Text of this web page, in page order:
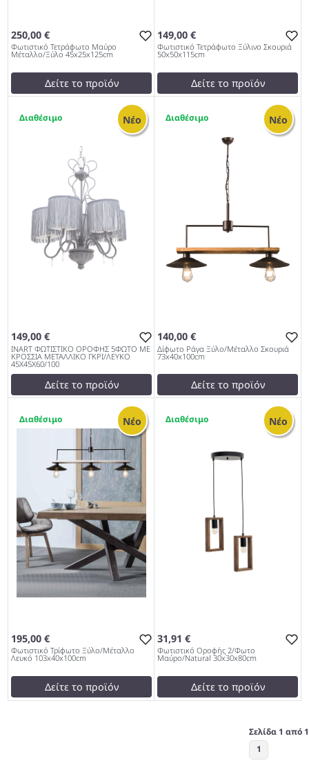
250,00 €
Φωτιστικό Τετράφωτο Μαύρο
Μέταλλο/Ξύλο 45x25x125cm
Δείτε το προϊόν
testFalse
Φωτιστικό Τετράφωτο
Μαύρο Μέταλλο/Ξύλο
45x25x125cm 953
149,00 €
Φωτιστικό Τετράφωτο Ξύλινο Σκουριά
50x50x115cm
Δείτε το προϊόν
testFalse
Φωτιστικό Τετράφωτο
Ξύλινο Σκουριά
50x50x115cm 953
Νέο
149,00 €
INART ΦΩΤΙΣΤΙΚΟ ΟΡΟΦΗΣ 5ΦΩΤΟ ΜΕ
ΚΡΟΣΣΙΑ ΜΕΤΑΛΛΙΚΟ ΓΚΡΙ/ΛΕΥΚΟ
45Χ45Χ60/100
Δείτε το προϊόν
testFalse
INART ΦΩΤΙΣΤΙΚΟ ΟΡΟΦΗΣ
5ΦΩΤΟ ΜΕ ΚΡΟΣΣΙΑ
ΜΕΤΑΛΛΙΚΟ ΓΚΡΙ/ΛΕΥΚΟ
45Χ45Χ60/100 953
Νέο
140,00 €
Δίφωτο Ράγα Ξύλο/Μέταλλο Σκουριά
73x40x100cm
Δείτε το προϊόν
testFalse
Δίφωτο Ράγα Ξύλο/Μέταλλο
Σκουριά 73x40x100cm 953
Νέο
195,00 €
Φωτιστικό Τρίφωτο Ξύλο/Μέταλλο
Λευκό 103x40x100cm
Δείτε το προϊόν
195,00 €
Νέο
31,91 €
Φωτιστικό Οροφής 2/Φωτο
Μαύρο/Natural 30x30x80cm
Δείτε το προϊόν
38,19 €
Φωτιστικό Οροφής 2/Φωτο
Σελίδα 1 από 1
1